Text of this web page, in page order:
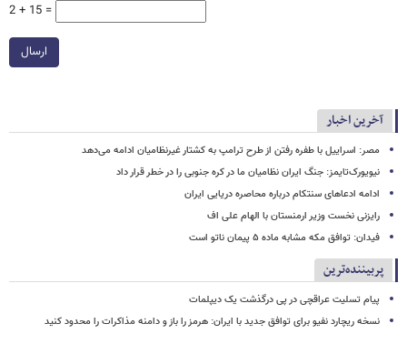
2 + 15 =
ارسال
آخرین اخبار
مصر: اسراییل با طفره رفتن از طرح ترامپ به کشتار غیرنظامیان ادامه می‌دهد
نیویورک‌تایمز: جنگ ایران نظامیان ما در کره جنوبی را در خطر قرار داد
ادامه ادعاهای سنتکام درباره محاصره دریایی ایران
رایزنی نخست وزیر ارمنستان با الهام علی اف
فیدان: توافق مکه مشابه ماده ۵ پیمان ناتو است
پربیننده‌ترین
پیام تسلیت عراقچی در پی درگذشت یک دیپلمات
نسخه ریچارد نفیو برای توافق جدید با ایران: هرمز را باز و دامنه مذاکرات را محدود کنید